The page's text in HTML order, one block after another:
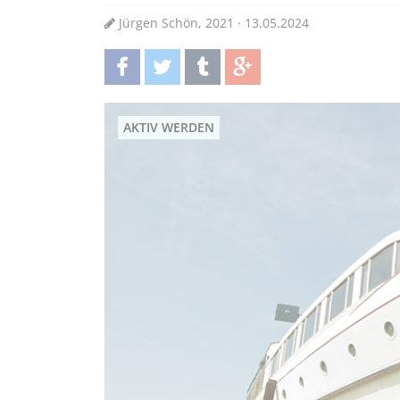
Jürgen Schön, 2021 · 13.05.2024
teilentwittern teilen teilen
AKTIV WERDEN